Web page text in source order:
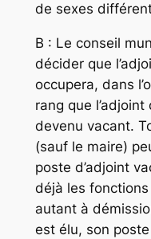
de sexes
B : Le conseil
décider que
occupera, dans
rang que
devenu vacant.
(sauf le maire)
poste d’adjoint
déjà les fonctions
autant à
est élu, son